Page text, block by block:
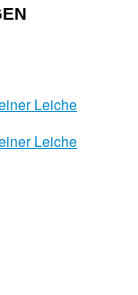
Leiche
Leiche